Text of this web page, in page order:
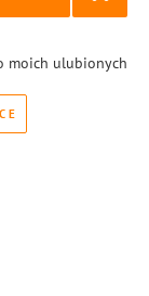
moich ulubionych